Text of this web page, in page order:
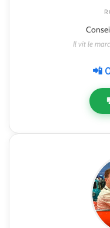
Il vit le
📲